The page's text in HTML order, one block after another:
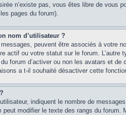
n’existe pas, vous êtes libre de
pages du forum).
nom d’utilisateur ?
peuvent être associés à votre
actif ou votre statut sur le forum.
forum d’activer ou non les avatars et
a t-il souhaité désactiver cette
indiquent le nombre de
modifier le texte des rangs du